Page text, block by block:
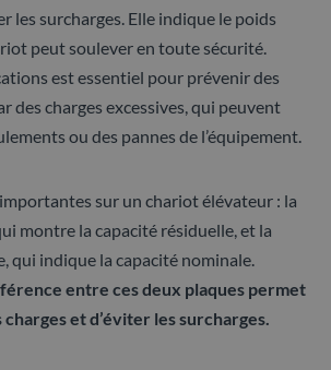
les surcharges. Elle indique le poids
peut soulever en toute sécurité.
est essentiel pour prévenir des
des charges excessives, qui peuvent
ou des pannes de l’équipement.
sur un chariot élévateur : la
montre la capacité résiduelle, et la
qui indique la capacité nominale.
entre ces deux plaques permet
et d’éviter les surcharges.